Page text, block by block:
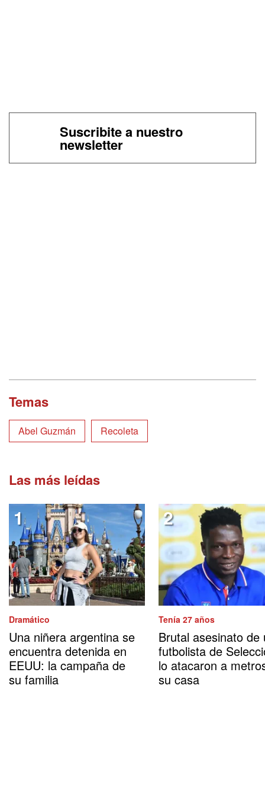
Suscribite a nuestro
newsletter
Temas
Abel Guzmán Recoleta
Las más leídas
Dramático
Una niñera argentina se
encuentra detenida en
EEUU: la campaña de
su familia
Tenía 27 años
Brutal asesinato de
futbolista de
lo atacaron a
su casa